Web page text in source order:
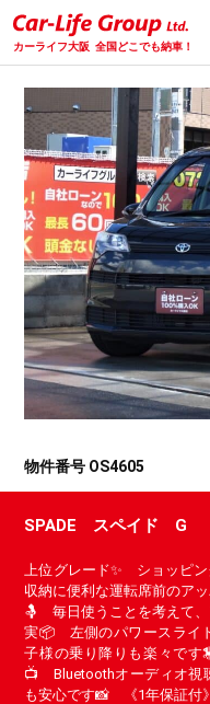
カーライフ大阪 全国どこでも納車！
物件番号 OS4605
SPADE スペイド G 【
上位グレード✨ ショッピ
収納に便利な運転席前のア
🤱 毎日使うことを考えて
実📦 左側のパワースライ
子様の乗り降りも楽々で
📺 Bluetoothオーディオ視
も安心です📸 《1年保証付》